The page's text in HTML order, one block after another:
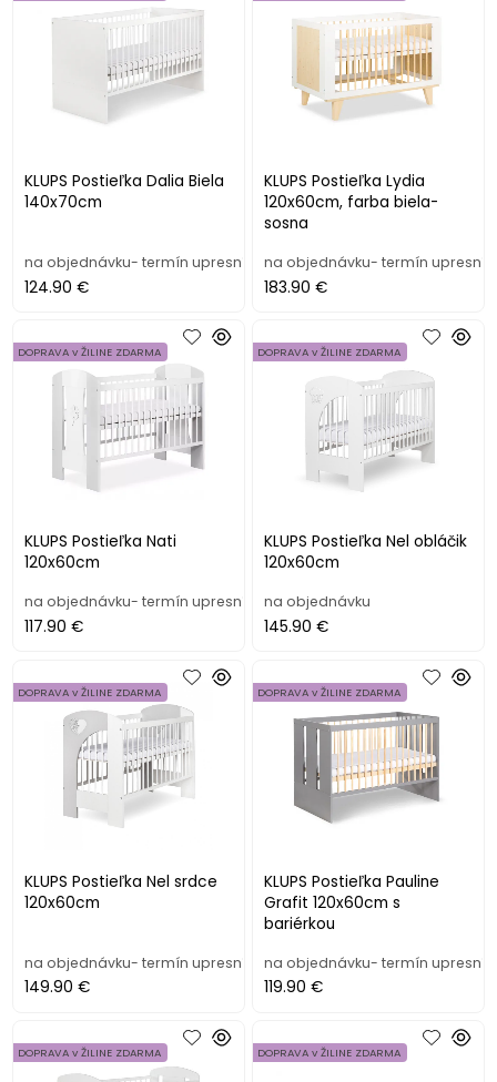
KLUPS Postieľka Dalia Biela
140x70cm
na objednávku- termín upresním
124.90 €
KLUPS Postieľka Lydia
120x60cm, farba biela-
sosna
na objednávku- termín
183.90 €
KLUPS Postieľka Nati
120x60cm
DOPRAVA v ŽILINE ZDARMA
na objednávku- termín upresním
117.90 €
KLUPS Postieľka Nel obláčik
120x60cm
DOPRAVA v ŽILINE ZDARMA
na objednávku
145.90 €
KLUPS Postieľka Nel srdce
120x60cm
DOPRAVA v ŽILINE ZDARMA
na objednávku- termín upresním
149.90 €
KLUPS Postieľka Pauline
Grafit 120x60cm s
bariérkou
DOPRAVA v ŽILINE ZDARMA
na objednávku- termín
119.90 €
DOPRAVA v ŽILINE ZDARMA DOPRAVA v ŽILINE ZDARMA